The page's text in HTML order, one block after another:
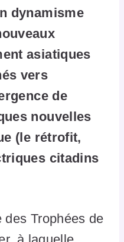
dynamisme
asiatiques
vers
de
nouvelles
(le rétrofit,
citadins
des Trophées de